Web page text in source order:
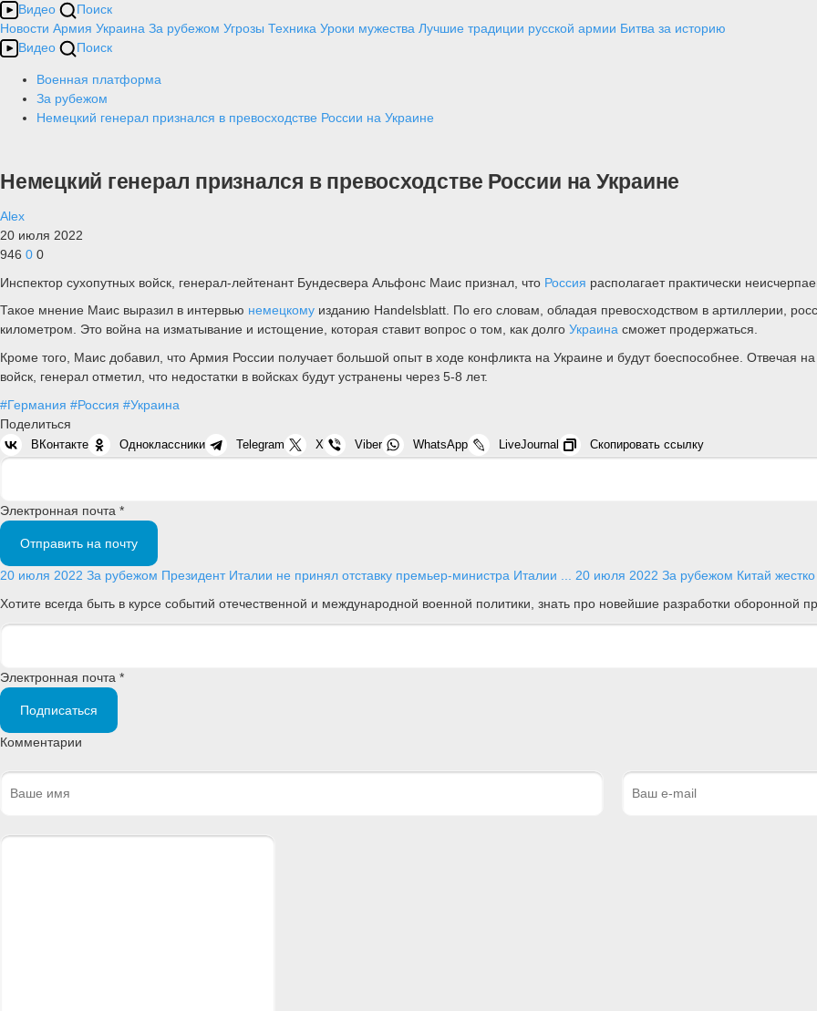
Видео
Поиск
Новости Армия Украина За рубежом Угрозы Техника Уроки мужества Лучшие традиции русской армии Битва за историю
Видео
Поиск
Военная платформа
За рубежом
Немецкий генерал признался в превосходстве России на Украине
Немецкий генерал признался в превосходстве России на Украине
Alex
20 июля 2022
946 0 0
Инспектор сухопутных войск, генерал-лейтенант Бундесвера Альфонс Маис признал, что Россия располагает практически
Такое мнение Маис выразил в интервью немецкому изданию Handelsblatt. По его словам, обладая превосходством в артиллерии,
километром. Это война на изматывание и истощение, которая ставит вопрос о том, как долго Украина сможет продержаться.
Кроме того, Маис добавил, что Армия России получает большой опыт в ходе конфликта на Украине и будут боеспособнее. Отвечая
войск, генерал отметил, что недостатки в войсках будут устранены через 5-8 лет.
#Германия #Россия #Украина
Поделиться
ВКонтакте Одноклассники Telegram X Viber WhatsApp LiveJournal Скопировать ссылку
Электронная почта *
Отправить на почту
20 июля 2022 За рубежом Президент Италии не принял отставку премьер-министра Италии ... 20 июля 2022 За рубежом Китай
Хотите всегда быть в курсе событий отечественной и международной военной политики, знать про новейшие разработки
Электронная почта *
Подписаться
Комментарии